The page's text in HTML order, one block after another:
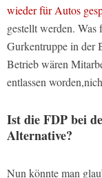
wieder für Autos
gestellt werden.
Gurkentruppe in der
Betrieb wären
entlassen
Ist die FDP bei
Alternative?
Nun könnte man